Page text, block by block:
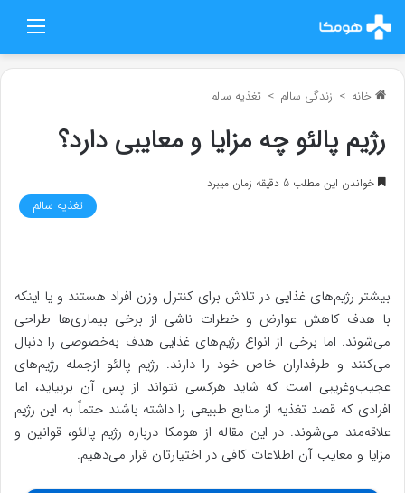
خانه > زندگی سالم > تغذیه سالم
رژیم پالئو چه مزایا و معایبی دارد؟
خواندن این مطلب 5 دقیقه زمان میبرد
تغذیه سالم
بیشتر رژیم‌های غذایی در تلاش برای کنترل وزن افراد هستند و یا اینکه
با هدف کاهش عوارض و خطرات ناشی از برخی بیماری‌ها طراحی
می‌شوند. اما برخی از انواع رژیم‌های غذایی هدف به‌خصوصی را دنبال
می‌کنند و طرفداران خاص خود را دارند. رژیم پالئو ازجمله رژیم‌های
عجیب‌وغریبی است که شاید هرکسی نتواند از پس آن بربیاید، اما
افرادی که قصد تغذیه از منابع طبیعی را داشته باشند حتماً به این رژیم
علاقه‌مند می‌شوند. در این مقاله از هومکا درباره رژیم پالئو، قوانین و
مزایا و معایب آن اطلاعات کافی در اختیارتان قرار می‌دهیم.